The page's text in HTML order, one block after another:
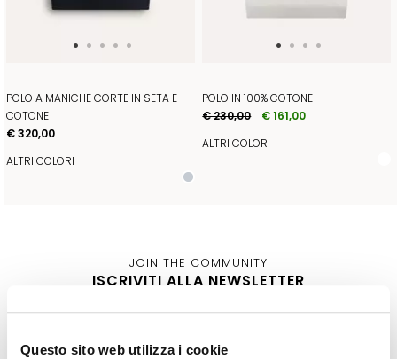
Questo sito web utilizza i cookie
POLO A MANICHE CORTE IN SETA E
COTONE
€ 320,00
ALTRI COLORI
POLO IN 100% COTONE
€ 230,00
€ 161,00
ALTRI COLORI
JOIN THE COMMUNITY
ISCRIVITI ALLA NEWSLETTER